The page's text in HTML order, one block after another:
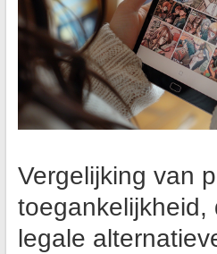
Vergelijking van
toegankelijkheid,
legale